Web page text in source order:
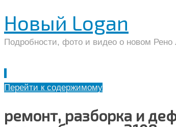
Новый Logan
Подробности, фото и видео о новом Рено
Перейти к содержимому
ремонт, разборка и